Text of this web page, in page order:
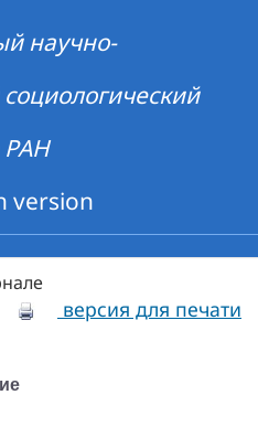
научно-
РАН
version
версия для печати